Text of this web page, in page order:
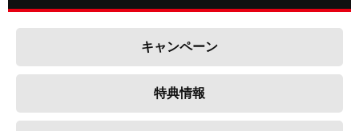
キャンペーン
特典情報